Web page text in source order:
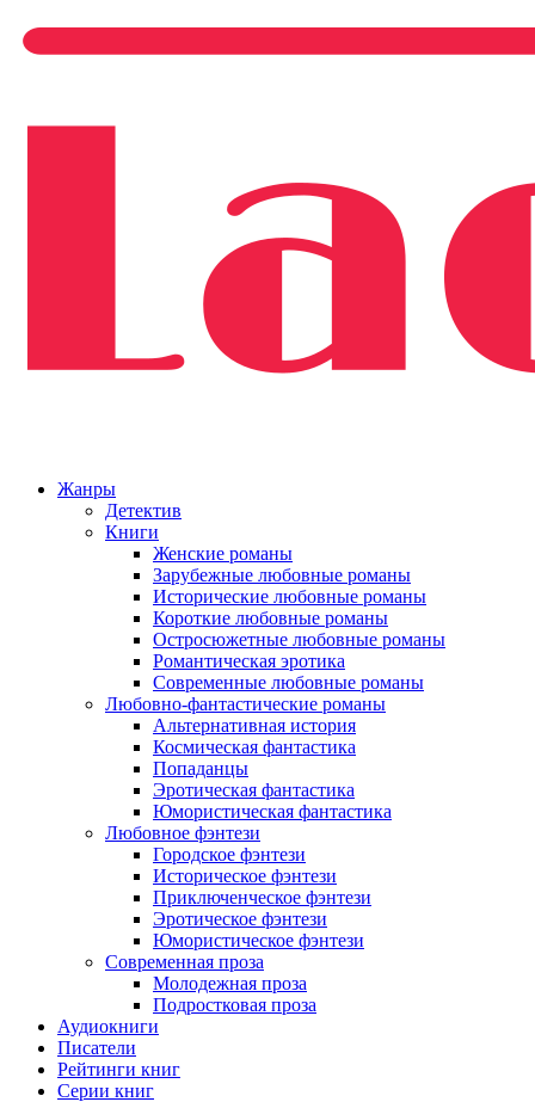
Жанры
Детектив
Книги
Женские романы
Зарубежные любовные романы
Исторические любовные романы
Короткие любовные романы
Остросюжетные любовные романы
Романтическая эротика
Современные любовные романы
Любовно-фантастические романы
Альтернативная история
Космическая фантастика
Попаданцы
Эротическая фантастика
Юмористическая фантастика
Любовное фэнтези
Городское фэнтези
Историческое фэнтези
Приключенческое фэнтези
Эротическое фэнтези
Юмористическое фэнтези
Современная проза
Молодежная проза
Подростковая проза
Аудиокниги
Писатели
Рейтинги книг
Серии книг